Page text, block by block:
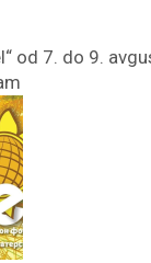
od 7. do 9.